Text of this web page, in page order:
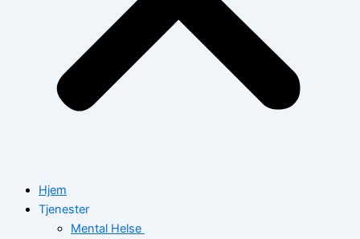
Hjem
Tjenester
Mental Helse